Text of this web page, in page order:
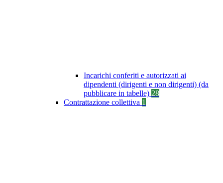
Incarichi conferiti e autorizzati ai
dipendenti (dirigenti e non dirigenti) (da
pubblicare in tabelle) 28
Contrattazione collettiva 1